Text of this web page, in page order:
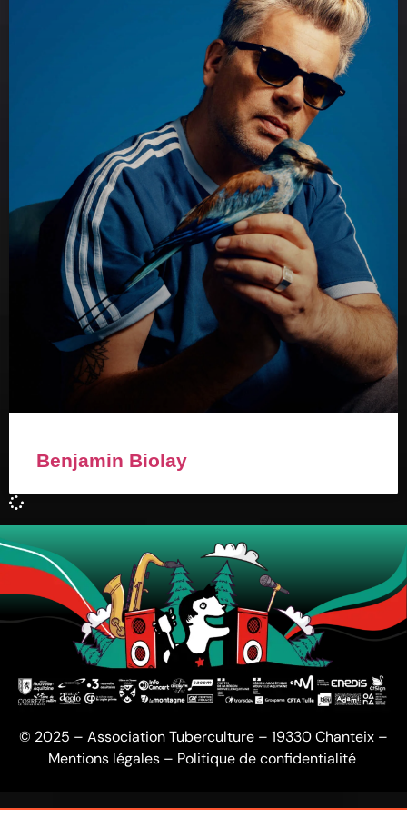
Benjamin Biolay
© 2025 – Association Tuberculture – 19330 Chanteix –
Mentions légales– Politique de confidentialité